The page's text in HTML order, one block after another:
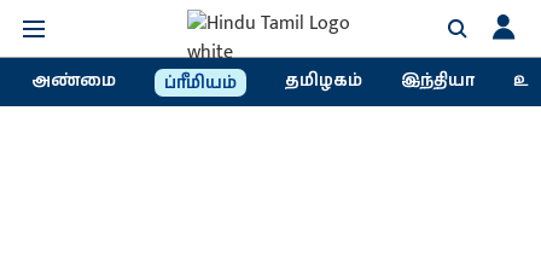
அண்மை ப்ரீமியம் தமிழகம் இந்தியா